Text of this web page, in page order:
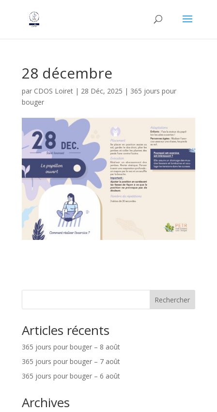
28 décembre
par CDOS Loiret| 28 Déc, 2025 | 365 jours pour
bouger
Rechercher
Articles récents
365 jours pour bouger – 8 août
365 jours pour bouger – 7 août
365 jours pour bouger – 6 août
Archives